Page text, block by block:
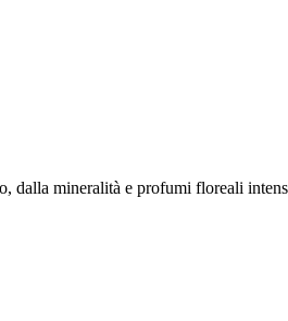
mineralità e profumi floreali